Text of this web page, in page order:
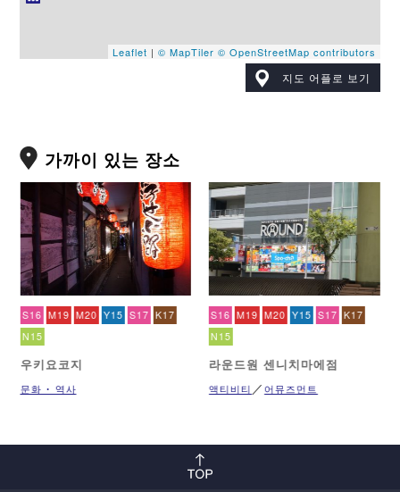
Leaflet | © MapTiler © OpenStreetMap contributors
지도 어플로 보기
가까이 있는 장소
S16 M19 M20 Y15 S17 K17
N15
우키요코지
문화 ･ 역사
S16 M19 M20 Y15 S17 K17
N15
라운드원 센니치마에점
액티비티 어뮤즈먼트